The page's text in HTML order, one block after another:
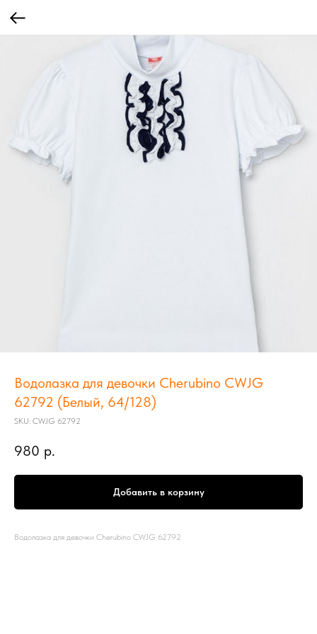
Водолазка для девочки Cherubino CWJG
62792 (Белый, 64/128)
SKU: CWJG 62792
980 р.
Добавить в корзину
Водолазка для девочки Cherubino CWJG 62792